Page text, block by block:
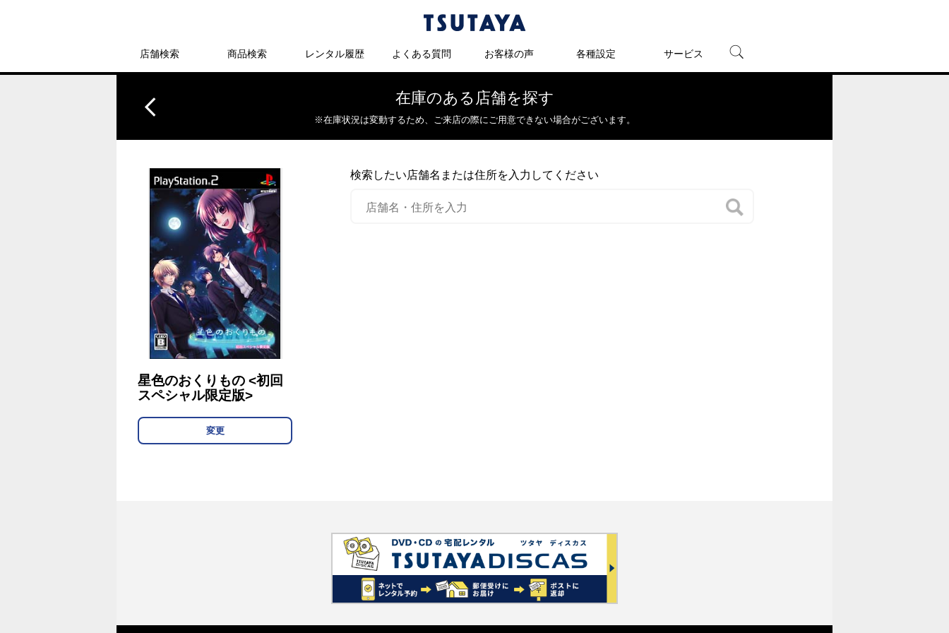
店舗検索 商品検索 レンタル履歴 よくある質問 お客様の声 各種設定 サービス
在庫のある店舗を探す
※在庫状況は変動するため、 ご来店の際にご用意できない場合がございます。
星色のおくりもの <初回
スペシャル限定版>
変更
検索したい店舗名または住所を入力してください